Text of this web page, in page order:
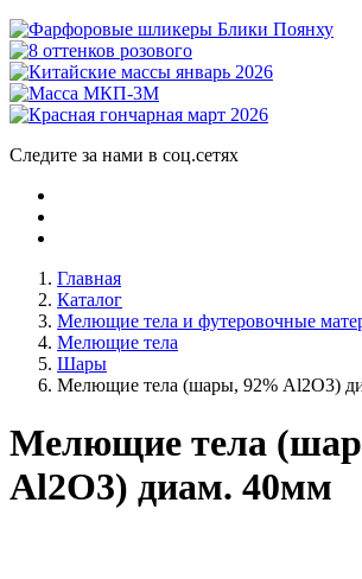
Следите за нами в соц.сетях
Главная
Каталог
Мелющие тела и футеровочные
Мелющие тела
Шары
Мелющие тела (шары, 92% Al2O3)
Мелющие тела
Al2O3) диам. 40мм